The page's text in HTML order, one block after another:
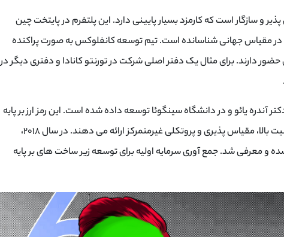
و سازگار است که کارمزد بسیار پایینی دارد. این پلتفرم در پایتخت چین
مقیاس جهانی شناسانده است. تیم توسعه کانفلوکس به صورت پراکنده
و در ۴ قاره جهان حضور دارند. برای مثال یک دفتر اصلی شرکت در تورنتو کانادا و دفتری دیگر در
آندره یائو و در دانشگاه سینگوئا توسعه داده شده است. این رمز ارز بر پایه
مکانیسم گراف ساخته شده که امنیت بالا، مقیاس پذیری و پروتکلی غیرمتمرکز ارائه می دهند. در سال ۲۰۱۸،
و معرفی شد. جمع آوری سرمایه اولیه برای توسعه زیر ساخت های بر پایه